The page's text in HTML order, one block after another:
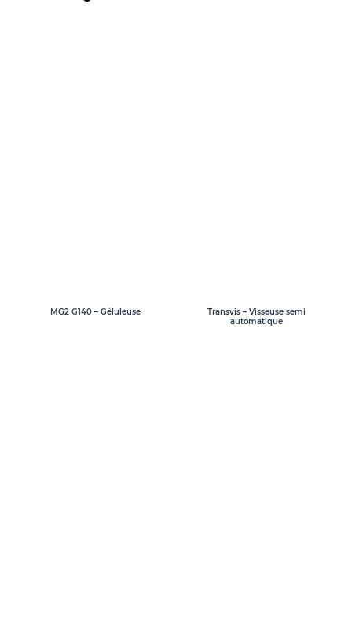
MG2 G140 – Géluleuse
Transvis – Visseuse semi
automatique